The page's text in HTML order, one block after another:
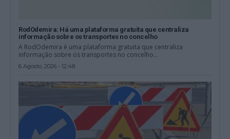
RodOdemira: Há uma plataforma gratuita que centraliza
informação sobre os transportes no concelho
A RodOdemira é uma plataforma gratuita que centraliza
informação sobre os transportes no concelho...
6 Agosto, 2026 - 12:48